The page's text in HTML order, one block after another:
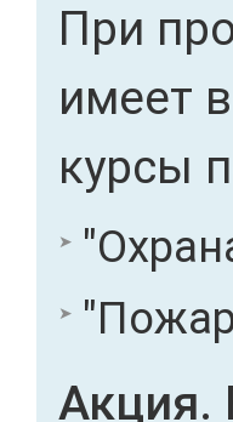
При
имеет
курсы
Акция.